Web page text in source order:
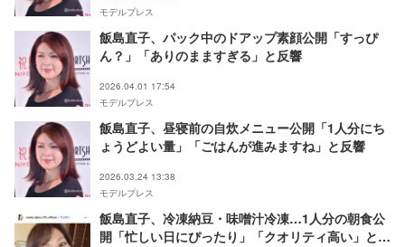
モデルプレス
飯島直子、パック中のドアップ素顔公開「すっぴ
ん？」「ありのまますぎる」と反響
2026.04.01 17:54
モデルプレス
飯島直子、昼寝前の自炊メニュー公開「1人分にち
ょうどよい量」「ごはんが進みますね」と反響
2026.03.24 13:38
モデルプレス
飯島直子、冷凍納豆・味噌汁冷凍…1人分の朝食公
開「忙しい日にぴったり」「クオリティ高い」と反